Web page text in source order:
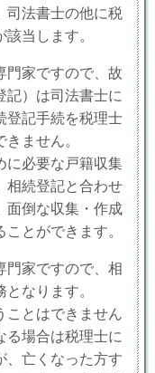
司法書士の他に税
当します。
門家ですので、故
記）は司法書士に
登記手続を税理士
ません。
に必要な戸籍収集
相続登記と合わせ
面倒な収集・作成
とができます。
門家ですので、相
なります。
ことはできません
る場合は税理士に
、亡くなった方す